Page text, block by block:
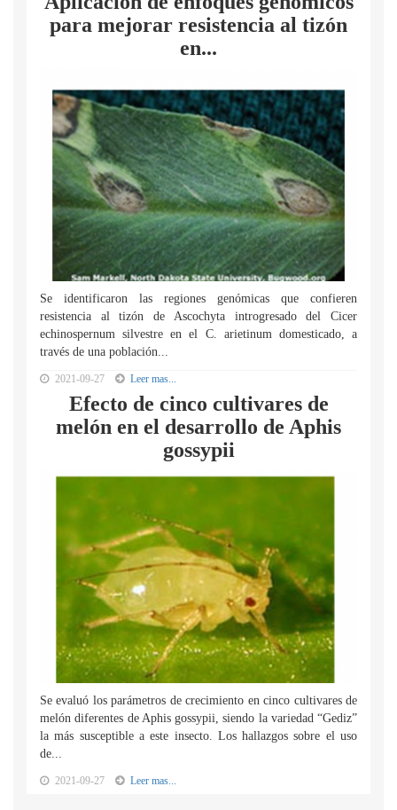
para mejorar resistencia al tizón
en...
Se identificaron las regiones genómicas que confieren
resistencia al tizón de Ascochyta introgresado del Cicer
echinospernum silvestre en el C. arietinum domesticado, a
través de una población...
2021-09-27 Leer mas...
Efecto de cinco cultivares de
melón en el desarrollo de Aphis
gossypii
Se evaluó los parámetros de crecimiento en cinco cultivares de
melón diferentes de Aphis gossypii, siendo la variedad “Gediz”
la más susceptible a este insecto. Los hallazgos sobre el uso
de...
2021-09-27 Leer mas...